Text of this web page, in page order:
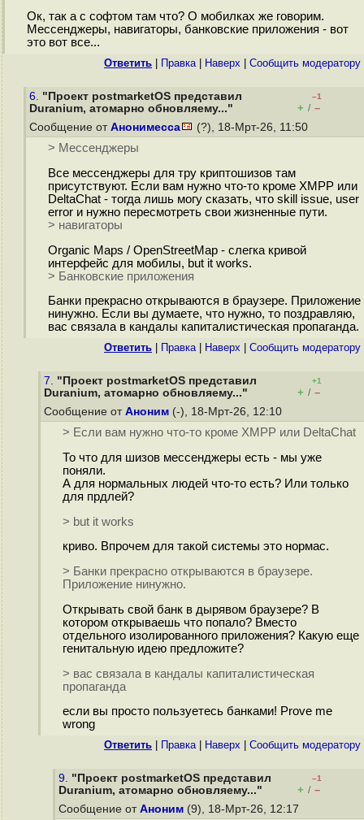
Ок, так а с софтом там что? О мобилках же говорим.
Мессенджеры, навигаторы, банковские приложения - вот
это вот все...
Ответить Правка| Наверх Cообщить модератору
6. "Проект postmarketOS представил
Duranium, атомарно обновляему..."
–1
+ / –
Сообщение от Анонимесса (?), 18-Мрт-26, 11:50
> Мессенджеры
Все мессенджеры для тру криптошизов там
присутствуют. Если вам нужно что-то кроме XMPP или
DeltaChat - тогда лишь могу сказать, что skill issue, user
error и нужно пересмотреть свои жизненные пути.
> навигаторы
Organic Maps / OpenStreetMap - слегка кривой
интерфейс для мобилы, but it works.
> Банковские приложения
Банки прекрасно открываются в браузере. Приложение
нинужно. Если вы думаете, что нужно, то поздравляю,
вас связала в кандалы капиталистическая пропаганда.
Ответить Правка| Наверх Cообщить модератору
7. "Проект postmarketOS представил
Duranium, атомарно обновляему..."
+1
+ / –
Сообщение от Аноним (-), 18-Мрт-26, 12:10
> Если вам нужно что-то кроме XMPP или DeltaChat
То что для шизов мессенджеры есть - мы уже
поняли.
А для нормальных людей что-то есть? Или только
для прдлей?
> but it works
криво. Впрочем для такой системы это нормас.
> Банки прекрасно открываются в браузере.
Приложение нинужно.
Открывать свой банк в дырявом браузере? В
котором открываешь что попало? Вместо
отдельного изолированного приложения? Какую еще
генитальную идею предложите?
> вас связала в кандалы капиталистическая
пропаганда
если вы просто пользуетесь банками! Prove me
wrong
Ответить Правка| Наверх Cообщить модератору
9. "Проект postmarketOS представил
Duranium, атомарно обновляему..."
–1
+ / –
Сообщение от Аноним (9), 18-Мрт-26, 12:17